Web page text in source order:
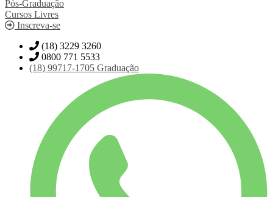
Pós-Graduação
Cursos Livres
Inscreva-se
(18) 3229 3260
0800 771 5533
(18) 99717-1705 Graduação